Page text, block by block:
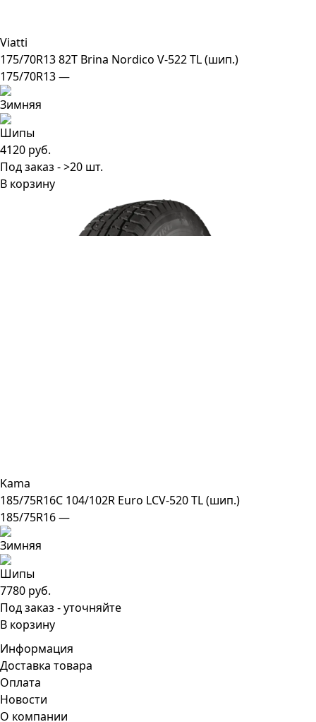
Viatti
175/70R13 82T Brina Nordico V-522 TL (шип.)
175/70R13 —
4120 руб.
Под заказ - >20 шт.
В корзину
Kama
185/75R16C 104/102R Euro LCV-520 TL (шип.)
185/75R16 —
7780 руб.
Под заказ - уточняйте
В корзину
Информация
Доставка товара
Оплата
Новости
О компании